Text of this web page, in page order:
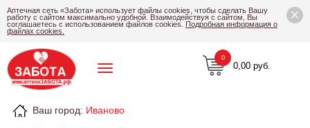
×
Аптечная сеть «Забота» использует файлы cookies, чтобы сделать Вашу
работу с сайтом максимально удобной. Взаимодействуя с сайтом, Вы
соглашаетесь с использованием файлов cookies. Подробная информация о
файлах cookies.
Ваш город: Иваново
0,00 руб.
0